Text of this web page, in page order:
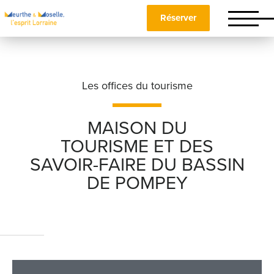
Réserver
Les offices du tourisme
MAISON DU
TOURISME ET DES
SAVOIR-FAIRE DU BASSIN
DE POMPEY